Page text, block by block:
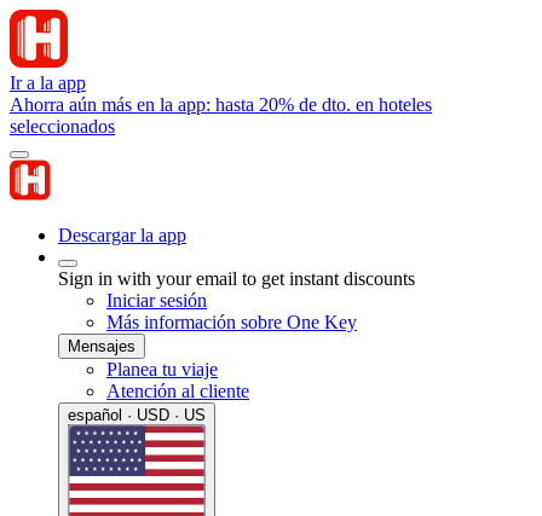
Ir a la app
Ahorra aún más en la app: hasta 20% de dto. en hoteles
seleccionados
Descargar la app
Sign in with your email to get instant discounts
Iniciar sesión
Más información sobre One Key
Mensajes
Planea tu viaje
Atención al cliente
español · USD · US